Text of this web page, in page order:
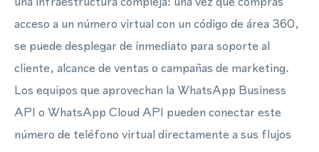
acceso a un número virtual con un código de área 360,
se puede desplegar de inmediato para soporte al
cliente, alcance de ventas o campañas de marketing.
Los equipos que aprovechan la WhatsApp Business
API o WhatsApp Cloud API pueden conectar este
número de teléfono virtual directamente a sus flujos